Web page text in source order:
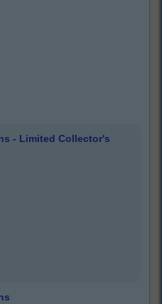
- Limited Collector's